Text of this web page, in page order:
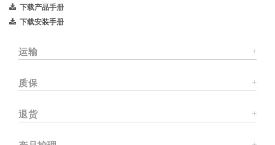
下载产品手册
下载安装手册
运输
质保
退货